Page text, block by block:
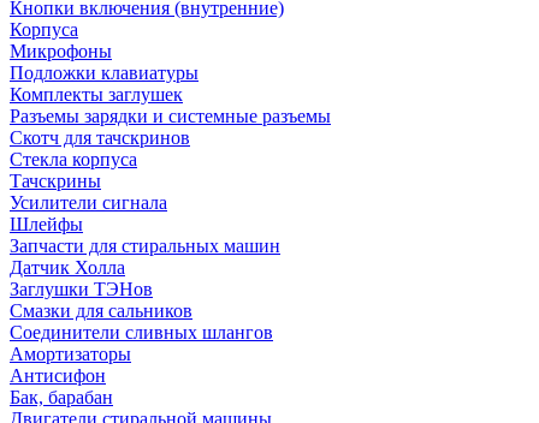
Кнопки включения (внутренние)
Корпуса
Микрофоны
Подложки клавиатуры
Комплекты заглушек
Разъемы зарядки и системные разъемы
Скотч для тачскринов
Стекла корпуса
Тачскрины
Усилители сигнала
Шлейфы
Запчасти для стиральных машин
Датчик Холла
Заглушки ТЭНов
Смазки для сальников
Соединители сливных шлангов
Амортизаторы
Антисифон
Бак, барабан
Двигатели стиральной машины